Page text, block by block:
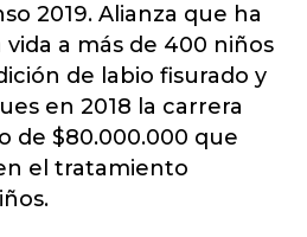
2019. Alianza que ha
vida a más de 400 niños
de labio fisurado y
en 2018 la carrera
de $80.000.000 que
el tratamiento